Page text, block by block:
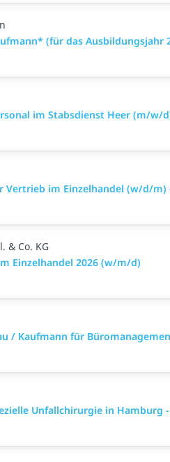
(für das Ausbildungsjahr
im Stabsdienst Heer (m/w/
im Einzelhandel (w/d/m)
& Co. KG
Einzelhandel 2026 (w/m/d)
/ Kaufmann für
Unfallchirurgie in